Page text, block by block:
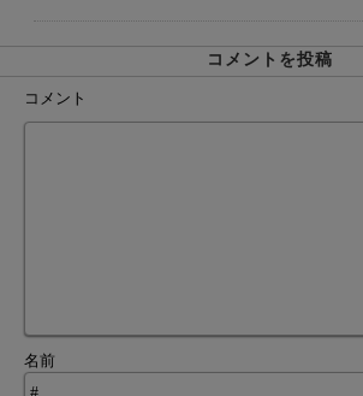
コメントを投稿
コメント
名前